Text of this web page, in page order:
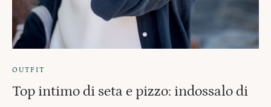
OUTFIT
Top intimo di seta e pizzo: indossalo di